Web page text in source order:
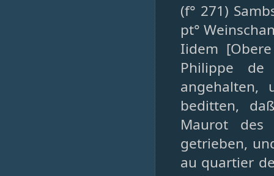
(f° 271)
pt°
Iidem
Philippe de
angehalten,
beditten,
Maurot des
getrieben,
au quartier